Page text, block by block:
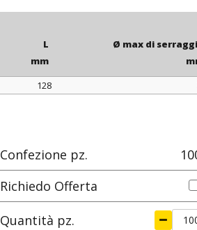
L
mm
Ø max di
128
Confezione pz.
Richiedo Offerta
Quantità pz.